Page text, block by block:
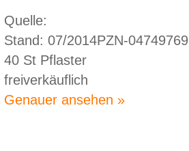
Quelle:
Stand: 07/2014PZN-04749769
40 St Pflaster
freiverkäuflich
Genauer ansehen »